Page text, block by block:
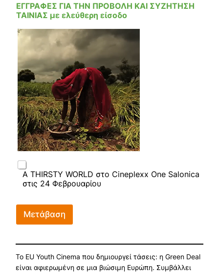
ΕΓΓΡΑΦΕΣ ΓΙΑ ΤΗΝ ΠΡΟΒΟΛΗ ΚΑΙ ΣΥΖΗΤΗΣΗ
ΤΑΙΝΙΑΣ με ελεύθερη είσοδο
A THIRSTY WORLD στο Cineplexx One Salonica
στις 24 Φεβρουαρίου
Μετάβαση
Το EU Youth Cinema που δημιουργεί τάσεις: η Green Deal
είναι αφιερωμένη σε μια βιώσιμη Ευρώπη. Συμβάλλει